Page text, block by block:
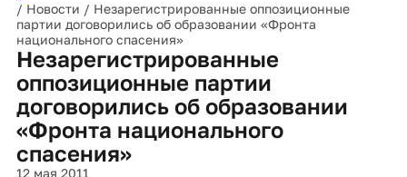
/ Новости / Незарегистрированные оппозиционные
партии договорились об образовании «Фронта
национального спасения»
Незарегистрированные
оппозиционные партии
договорились об образовании
«Фронта национального
спасения»
12 мая 2011